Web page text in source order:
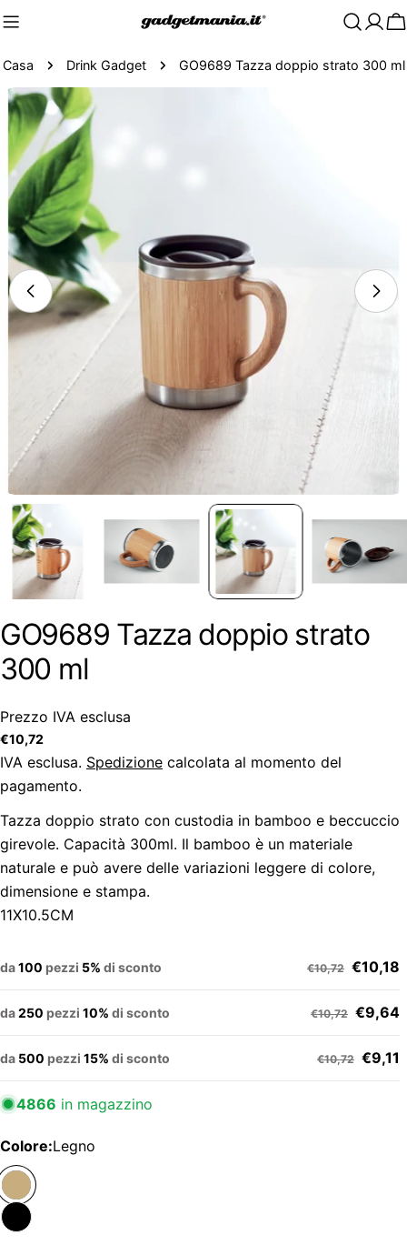
Casa Drink Gadget GO9689 Tazza doppio strato 300 ml
Passa
alle
informazioni
sul
prodotto
GO9689 Tazza doppio strato
300 ml
Prezzo IVA esclusa
Prezzo
regolare
€10,72
IVA esclusa. Spedizione calcolata al momento del
pagamento.
Tazza doppio strato con custodia in bamboo e beccuccio
girevole. Capacità 300ml. Il bamboo è un materiale
naturale e può avere delle variazioni leggere di colore,
dimensione e stampa.
11X10.5CM
da100 pezzi 5% di sconto €10,72 €10,18
da250 pezzi 10% di sconto €10,72 €9,64
da 500 pezzi 15% di sconto €10,72 €9,11
4866 in magazzino
Colore:Legno